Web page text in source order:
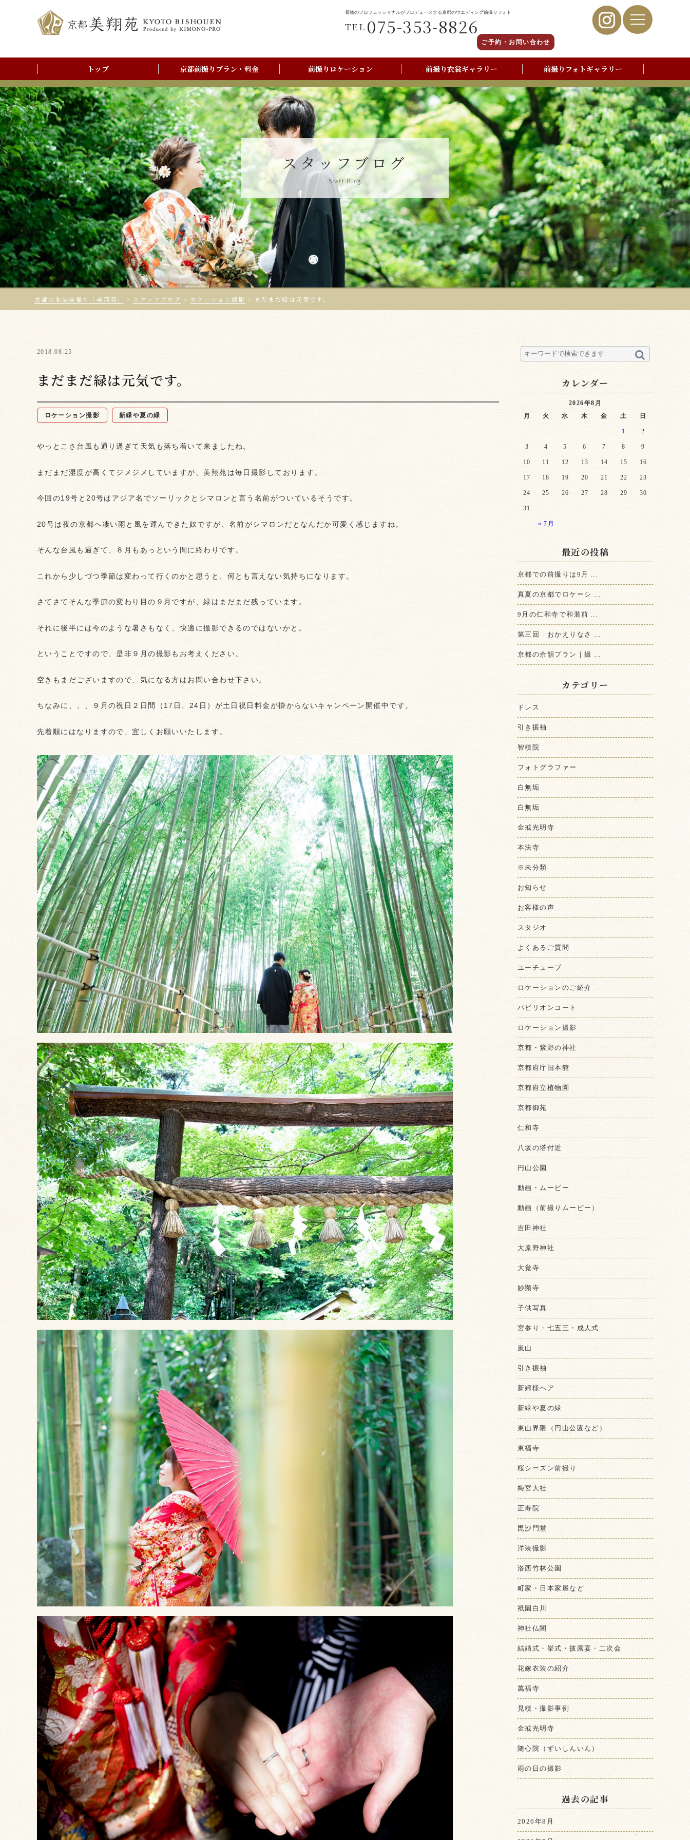
着物のプロフェッショナルがプロデュースする京都のウエディング前撮りフォト
TEL 075-353-8826
ご予約・お問い合わせ
トップ 京都前撮りプラン・料金 前撮りロケーション 前撮り衣裳ギャラリー 前撮りフォトギャラリー
前撮りアルバム 前撮りご利用の流れ 京都美翔苑店舗情報 写真撮影よくあるご質問
スタッフブログ
Staff Blog
京都の和装前撮り「美翔苑」 > スタッフブログ > ロケーション撮影 > まだまだ緑は元気です。
2018.08.25
まだまだ緑は元気です。
ロケーション撮影 新緑や夏の緑
やっとこさ台風も通り過ぎて天気も落ち着いて来ましたね。
まだまだ湿度が高くてジメジメしていますが、美翔苑は毎日撮影しております。
今回の19号と20号はアジア名でソーリックとシマロンと言う名前がついているそうです。
20号は夜の京都へ凄い雨と風を運んできた奴ですが、名前がシマロンだとなんだか可愛く感じますね。
そんな台風も過ぎて、８月もあっという間に終わりです。
これから少しづつ季節は変わって行くのかと思うと、何とも言えない気持ちになります。
さてさてそんな季節の変わり目の９月ですが、緑はまだまだ残っています。
それに後半には今のような暑さもなく、快適に撮影できるのではないかと。
ということですので、是非９月の撮影もお考えください。
空きもまだございますので、気になる方はお問い合わせ下さい。
ちなみに、、、９月の祝日２日間（17日、24日）が土日祝日料金が掛からないキャンペーン開催中です。
先着順にはなりますので、宜しくお願いいたします。
カレンダー
2026年8月
月
火 水 木 金 土 日
« 7月
1 2
3 4 5 6 7 8 9
10 11 12 13 14 15 16
17 18 19 20 21 22 23
24 25 26 27 28 29 30
31
最近の投稿
京都での前撮りは9月 ...
真夏の京都でロケーシ ...
9月の仁和寺で和装前 ...
第三回 おかえりなさ ...
京都の余韻プラン｜撮 ...
カテゴリー
ドレス
引き振袖
智積院
フォトグラファー
白無垢
白無垢
金戒光明寺
本法寺
※未分類
お知らせ
お客様の声
スタジオ
よくあるご質問
ユーチューブ
ロケーションのご紹介
パビリオンコート
ロケーション撮影
京都・紫野の神社
京都府庁旧本館
京都府立植物園
京都御苑
仁和寺
八坂の塔付近
円山公園
動画・ムービー
動画（前撮りムービー）
吉田神社
大原野神社
大覚寺
妙顕寺
子供写真
宮参り・七五三・成人式
嵐山
引き振袖
新婦様ヘア
新緑や夏の緑
東山界隈（円山公園など）
東福寺
桜シーズン前撮り
梅宮大社
正寿院
毘沙門堂
洋装撮影
洛西竹林公園
町家・日本家屋など
祇園白川
神社仏閣
結婚式・挙式・披露宴・二次会
花嫁衣装の紹介
萬福寺
見積・撮影事例
金戒光明寺
随心院（ずいしんいん）
雨の日の撮影
過去の記事
2026年8月